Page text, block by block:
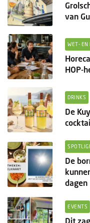
van
WET- EN
HOP-
DRINKS
De
De
dagen
EVENTS
Dit